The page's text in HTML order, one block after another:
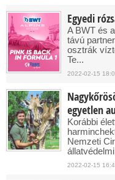
Egyedi
A BWT és
távú
osztrák
Te...
2022-02-15
egyetlen
Korábbi
Nemzeti
2022-02-15